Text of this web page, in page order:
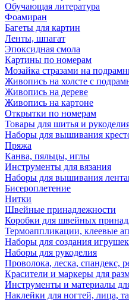
Обучающая литература
Фоамиран
Багеты для картин
Ленты, шпагат
Эпоксидная смола
Картины по номерам
Мозайка стразами на
Живопись на холсте с
Живопись на дереве
Живопись на картоне
Открытки по номерам
Товары для шитья и
Наборы для вышивания
Пряжа
Канва, пяльцы, иглы
Инструменты для вязания
Наборы для вышивания
Бисероплетение
Нитки
Швейные принадлежности
Коробки для швейных
Термоаппликации, клеевые
Наборы для создания игрушек
Наборы для рукоделия
Проволока, леска, спандекс,
Красители и маркеры для
Инструменты и материалы
Наклейки для ногтей, лица,